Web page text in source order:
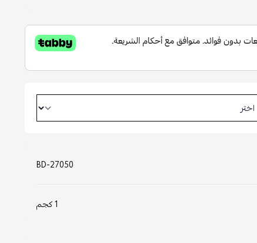
BD-27050
1 كجم